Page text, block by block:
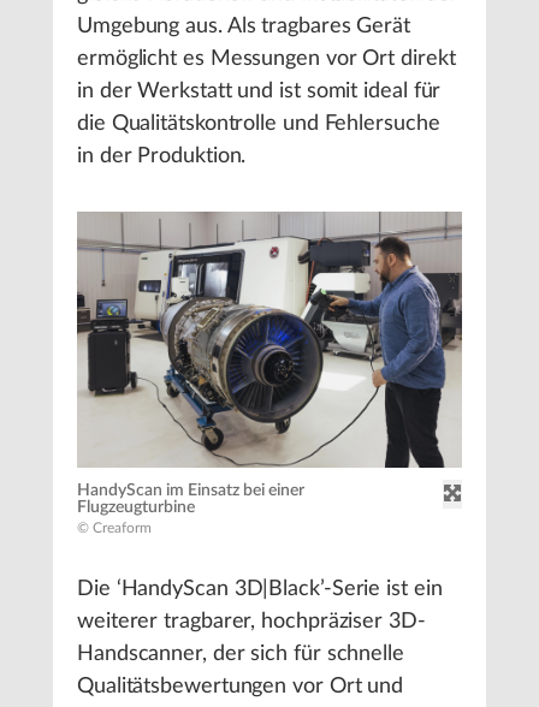
Umgebung aus. Als tragbares Gerät
ermöglicht es Messungen vor Ort direkt
in der Werkstatt und ist somit ideal für
die Qualitätskontrolle und Fehlersuche
in der Produktion.
HandyScan im Einsatz bei einer
Flugzeugturbine
© Creaform
Die ‘HandyScan 3D|Black’-Serie ist ein
weiterer tragbarer, hochpräziser 3D-
Handscanner, der sich für schnelle
Qualitätsbewertungen vor Ort und